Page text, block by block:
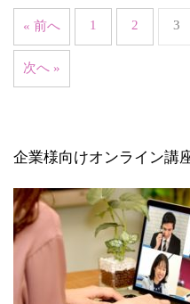
« 前へ 1 2 3
次へ »
企業様向けオンライン